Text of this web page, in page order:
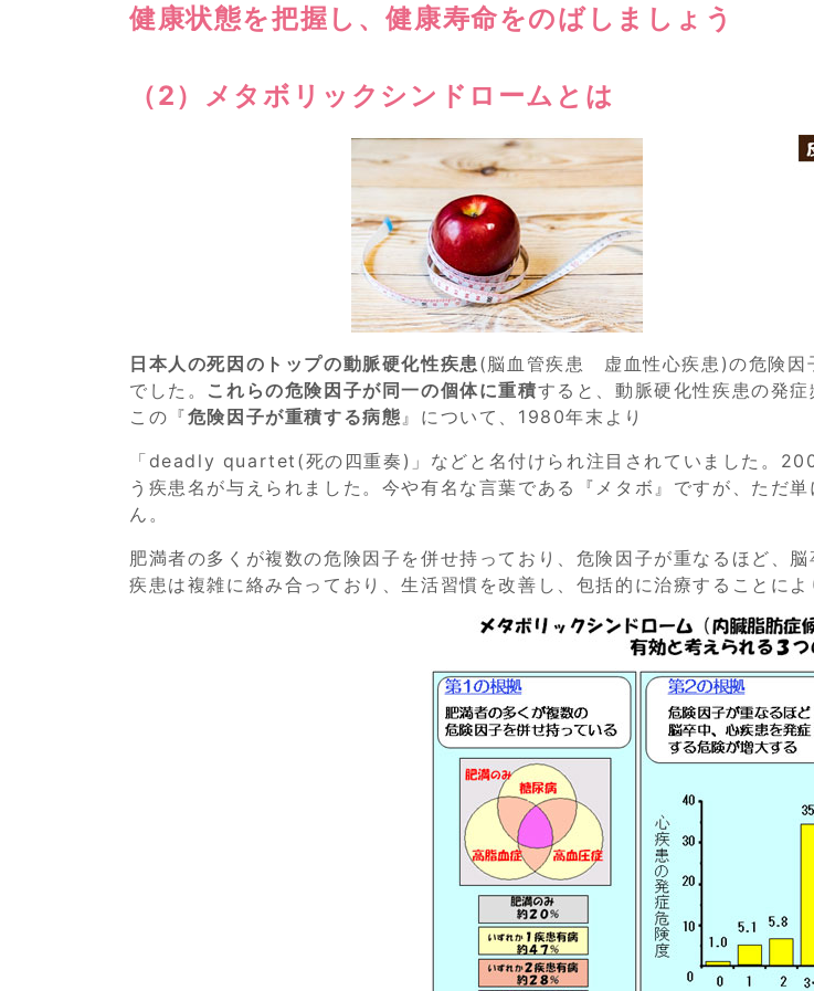
健康状態を把握し、健康寿命をのばしましょう
（2）メタボリックシンドロームとは
日本人の死因のトップの動脈硬化性疾患 (脳血管疾患 虚血性心疾患)の危険因
でした。 これらの危険因子が同一の個体に重積すると、動脈硬化性疾患の発
この『危険因子が重積する病態 』について、1980年末より
「deadly quartet(死の四重奏)」などと名付けられ注目されていました。
う疾患名が与えられました。今や有名な言葉である『メタボ』ですが、ただ
ん。
肥満者の多くが複数の危険因子を併せ持っており、危険因子が重なるほど、
疾患は複雑に絡み合っており、生活習慣を改善し、包括的に治療することによ